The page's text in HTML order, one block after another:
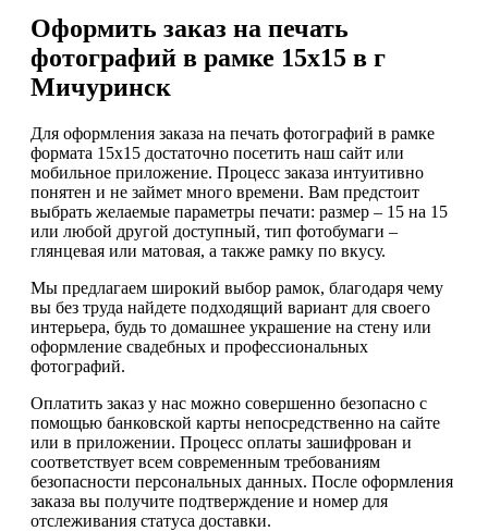
Оформить заказ на печать
фотографий в рамке 15х15 в г
Мичуринск
Для оформления заказа на печать фотографий в рамке
формата 15х15 достаточно посетить наш сайт или
мобильное приложение. Процесс заказа интуитивно
понятен и не займет много времени. Вам предстоит
выбрать желаемые параметры печати: размер – 15 на 15
или любой другой доступный, тип фотобумаги –
глянцевая или матовая, а также рамку по вкусу.
Мы предлагаем широкий выбор рамок, благодаря чему
вы без труда найдете подходящий вариант для своего
интерьера, будь то домашнее украшение на стену или
оформление свадебных и профессиональных
фотографий.
Оплатить заказ у нас можно совершенно безопасно с
помощью банковской карты непосредственно на сайте
или в приложении. Процесс оплаты зашифрован и
соответствует всем современным требованиям
безопасности персональных данных. После оформления
заказа вы получите подтверждение и номер для
отслеживания статуса доставки.